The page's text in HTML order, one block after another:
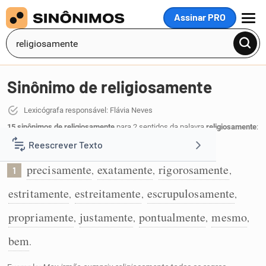
Assinar PRO
MENU
Reescrever Texto
Resumir Texto
Corrigir Texto
Detector de IA
Sinônimo de religiosamente
Lexicógrafa responsável: Flávia Neves
15 sinônimos de religiosamente para 2 sentidos da palavra religiosamente:
De forma precisa:
1 precisamente, exatamente, rigorosamente,
estritamente, estreitamente, escrupulosamente,
propriamente, justamente, pontualmente, mesmo,
bem.